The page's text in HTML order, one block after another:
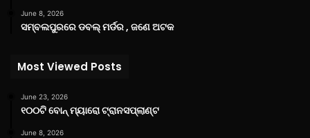
June 8, 2026
ସମ୍ବଲପୁରରେ ଡବଲ୍ ମର୍ଡର , ଜଣେ ଅଟକ
Most Viewed Posts
June 23, 2026
୧୦୦ଟି ବୋନ୍ ମ୍ୟାରୋ ଟ୍ରାନସପ୍ଲାଣ୍ଟ
June 8, 2026